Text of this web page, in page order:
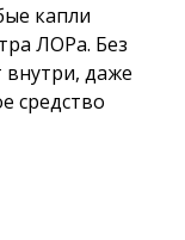
капли
ЛОРа. Без
внутри, даже
средство